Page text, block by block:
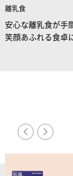
離乳食
安心な離乳食が手
笑顔あふれる食卓